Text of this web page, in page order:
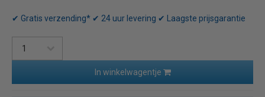
✔ Gratis verzending* ✔ 24 uur levering ✔ Laagste prijsgarantie
In winkelwagentje